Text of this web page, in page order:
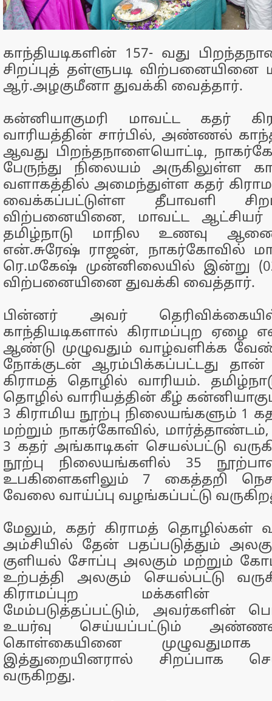
காந்தியடிகளின் 157- வது
சிறப்புத் தள்ளுபடி விற்பனையினை
ஆர்.அழகுமீனா துவக்கி வைத்தார்.
கன்னியாகுமரி மாவட்ட கதர்
வாரியத்தின் சார்பில், அண்ணல்
ஆவது பிறந்தநாளையொட்டி,
பேருந்து நிலையம் அருகிலுள்ள
வளாகத்தில் அமைந்துள்ள கதர்
வைக்கப்பட்டுள்ள தீபாவளி
விற்பனையினை, மாவட்ட ஆட்சியர்
தமிழ்நாடு மாநில உணவு
என்.சுரேஷ் ராஜன், நாகர்கோவில்
ரெ.மகேஷ் முன்னிலையில் இன்று
விற்பனையினை துவக்கி வைத்தார்.
பின்னர் அவர்
காந்தியடிகளால் கிராமப்புற ஏழை
ஆண்டு முழுவதும் வாழ்வளிக்க
நோக்குடன் ஆரம்பிக்கப்பட்டது தான்
கிராமத் தொழில் வாரியம்.
தொழில் வாரியத்தின் கீழ்
3 கிராமிய நூற்பு நிலையங்களும் 1
மற்றும் நாகர்கோவில்,
3 கதர் அங்காடிகள் செயல்பட்டு
நூற்பு நிலையங்களில் 35
உபகிளைகளிலும் 7 கைத்தறி
வேலை வாய்ப்பு வழங்கப்பட்டு
மேலும், கதர் கிராமத் தொழில்கள்
அம்சியில் தேன் பதப்படுத்தும்
குளியல் சோப்பு அலகும் மற்றும்
உற்பத்தி அலகும் செயல்பட்டு
கிராமப்புற மக்களின்
மேம்படுத்தப்பட்டும், அவர்களின்
உயர்வு செய்யப்பட்டும்
கொள்கையினை முழுவதுமாக
இத்துறையினரால் சிறப்பாக
வருகிறது.